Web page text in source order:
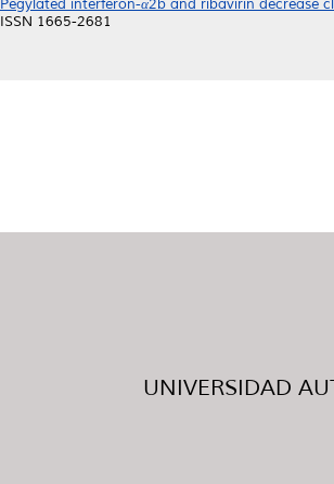
Pegylated interferon-α2b and ribavirin decrease
ISSN 1665-2681
UNIVERSIDAD